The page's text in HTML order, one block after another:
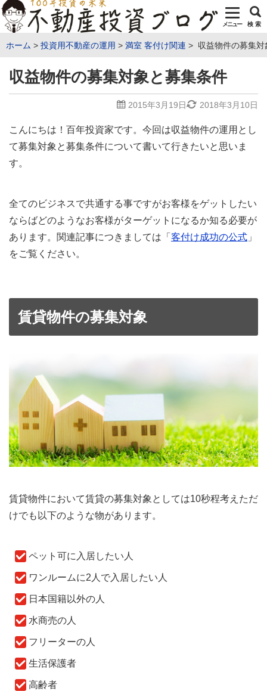
メニュー 検 索
ホーム 投資用不動産の運用 満室 客付け関連 収益物件の募集
収益物件の募集対象と募集条件
2015年3月19日 2018年3月10日
こんにちは！百年投資家です。今回は収益物件の運用とし
て募集対象と募集条件について書いて行きたいと思いま
す。
全てのビジネスで共通する事ですがお客様をゲットしたい
ならばどのようなお客様がターゲットになるか知る必要が
あります。関連記事につきましては「 客付け成功の公式 」
をご覧ください。
賃貸物件の募集対象
賃貸物件において賃貸の募集対象としては10秒程考えただ
けでも以下のような物があります。
ペット可に入居したい人
ワンルームに2人で入居したい人
日本国籍以外の人
水商売の人
フリーターの人
生活保護者
高齢者